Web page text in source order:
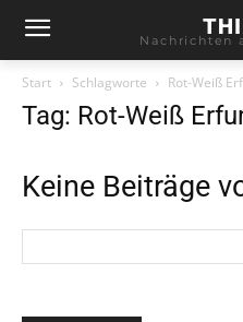
Nachrichten
Start Schlagworte Rot-Weiß
Tag: Rot-Weiß
Keine Beiträge